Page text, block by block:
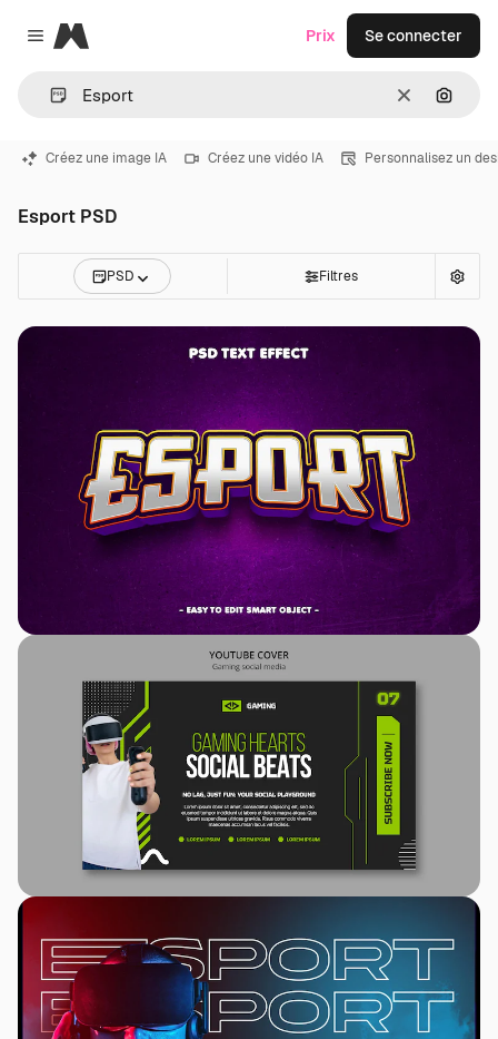
Close menu
Magnific
Effacer
Prix Se connecter
Créez une image IA Créez une vidéo IA Personnalisez un
Esport PSD
PSD Filtres